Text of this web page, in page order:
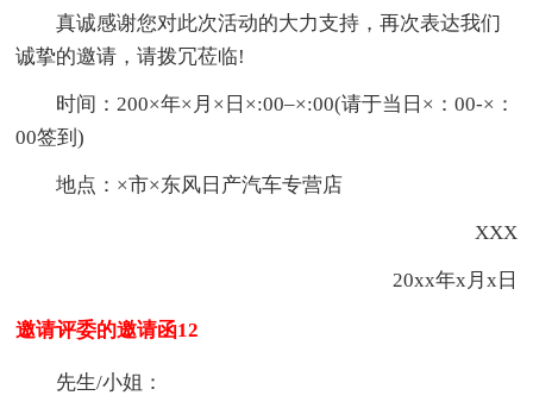
真诚感谢您对此次活动的大力支持，再次表达我们
诚挚的邀请，请拨冗莅临!
时间：200×年×月×日×:00–×:00(请于当日×：00-×：
00签到)
地点：×市×东风日产汽车专营店
XXX
20xx年x月x日
邀请评委的邀请函12
先生/小姐：